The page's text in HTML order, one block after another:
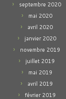
septembre 2020
mai 2020
avril 2020
janvier 2020
novembre 2019
juillet 2019
mai 2019
avril 2019
février 2019